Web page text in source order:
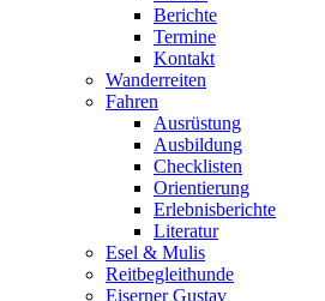
Berichte
Termine
Kontakt
Wanderreiten
Fahren
Ausrüstung
Ausbildung
Checklisten
Orientierung
Erlebnisberichte
Literatur
Esel & Mulis
Reitbegleithunde
Eiserner Gustav